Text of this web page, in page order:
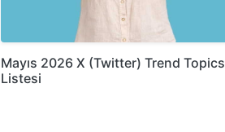
Mayıs 2026 X (Twitter) Trend Topics
Listesi